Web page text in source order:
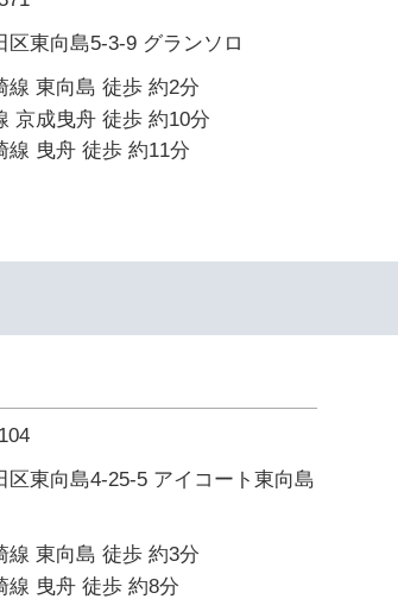
区東向島5-3-9 グランソロ
線 東向島 徒歩 約2分
京成曳舟 徒歩 約10分
線 曳舟 徒歩 約11分
区東向島4-25-5 アイコート東向島
線 東向島 徒歩 約3分
線 曳舟 徒歩 約8分